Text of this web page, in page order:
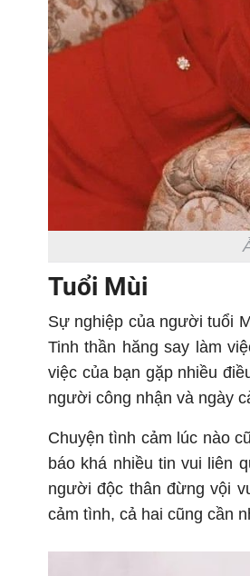
Tuổi Mùi
Sự nghiệp của người tuổi
Tinh thần hăng say làm
việc của bạn gặp nhiều
người công nhận và ngày
Chuyện tình cảm lúc nào
báo khá nhiều tin vui liên
người độc thân đừng vội
cảm tình, cả hai cũng cần